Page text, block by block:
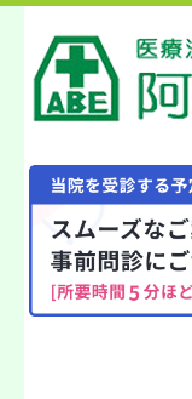
ホーム
診療案内
地図、交通案
個人情報保護
厚生労働大臣